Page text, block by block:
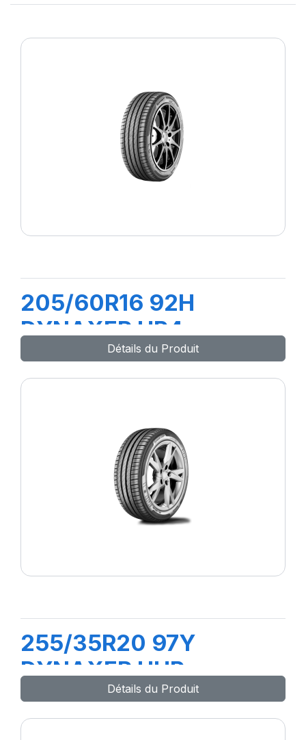
205/60R16 92H
DYNAXER HP4
Détails du Produit
255/35R20 97Y
DYNAXER UHP
Détails du Produit